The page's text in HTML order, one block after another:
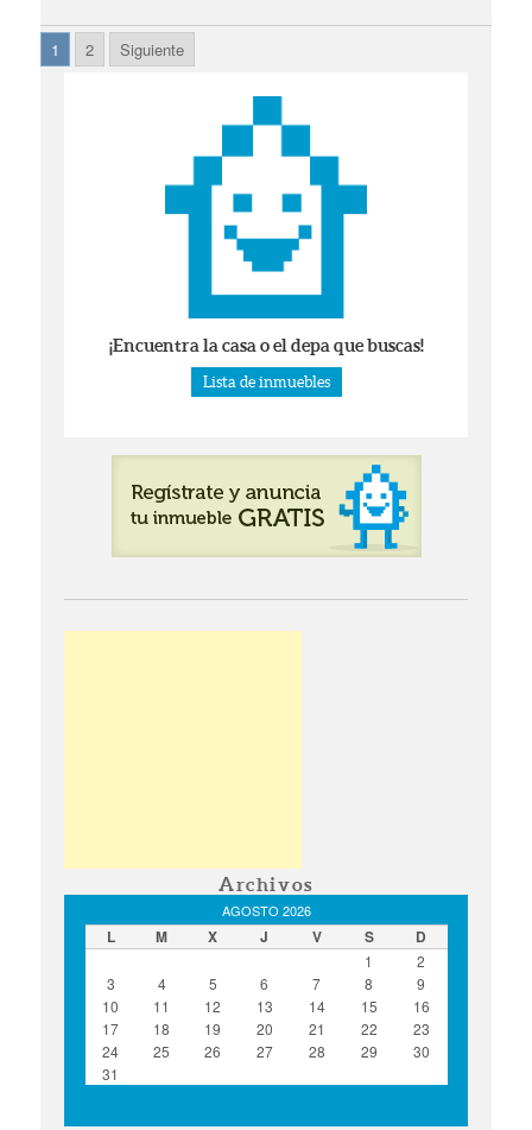
1 2 Siguiente
¡Encuentra la casa o el depa que buscas!
Lista de inmuebles
Archivos
AGOSTO 2026
L M X J V S D
1
2
3
4 5 6 7 8
9
10
11 12 13 14 15
16
17
18 19 20 21 22
23
24
25 26 27 28 29
30
31